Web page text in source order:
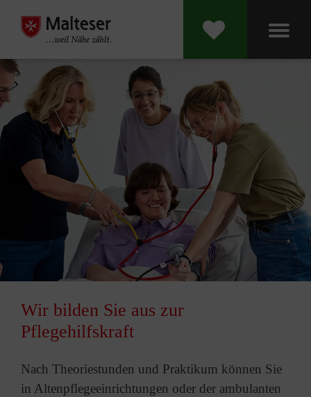
Wir bilden Sie aus zur
Pflegehilfskraft
Nach Theoriestunden und Praktikum können Sie
in Altenpflegeeinrichtungen oder der ambulanten